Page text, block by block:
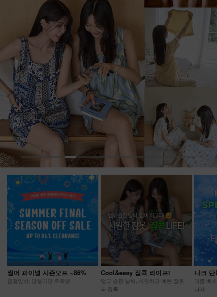
시즌오프 1+1 기획세트 자체제작 여름
썸머 파이널 시즌오프 ~86%
품절임박, 망설이면 후회뿐!
Cool&easy 집콕 라이프!
덥고 습한 날씨, 시원하고 예쁜 잠옷
과 집콕!
나크
여름 베
나자